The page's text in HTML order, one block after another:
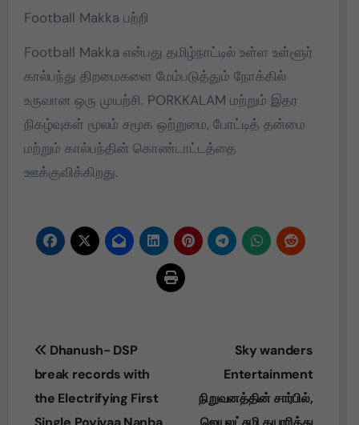
Football Makka பற்றி
Football Makka என்பது தமிழ்நாட்டில் உள்ள உள்ளூர்
கால்பந்து திறமைகளை மேம்படுத்தும் நோக்கில்
உருவான ஒரு முயற்சி. PORKKALAM மற்றும் இதர
நிகழ்வுகள் மூலம் சமூக ஒற்றுமை, போட்டித் தன்மை
மற்றும் கால்பந்தின் கொண்டாட்டத்தை
ஊக்குவிக்கிறது.
Post
navigation
Dhanush- DSP
break records with
the Electrifying First
Sky wanders
Entertainment
நிறுவனத்தின் சார்பில்,